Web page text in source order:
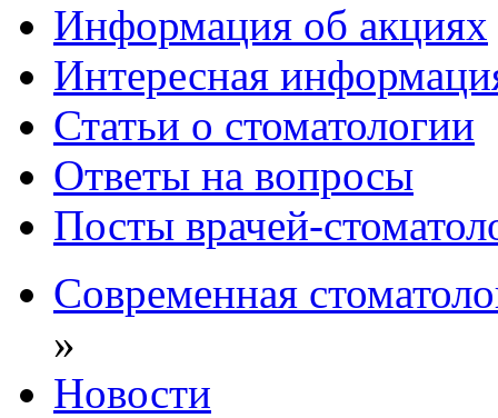
Информация об акциях
Интересная
Статьи о стоматологии
Ответы на вопросы
Посты врачей-
Современная
»
Новости